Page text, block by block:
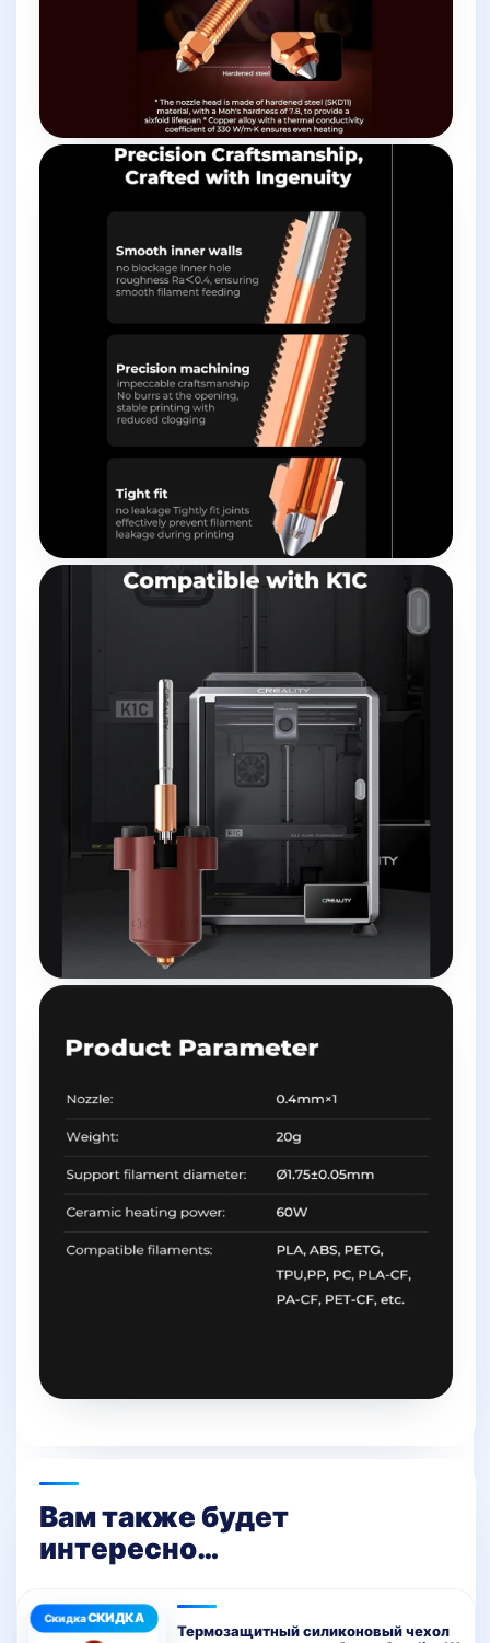
Вам также будет
интересно…
Термозащитный силиконовый чехол